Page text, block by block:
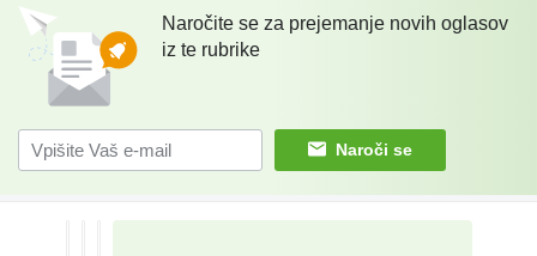
Naročite se za prejemanje novih oglasov
iz te rubrike
Naroči se